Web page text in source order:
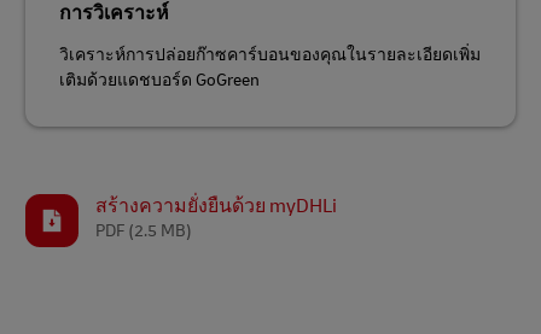
การวิเคราะห์
วิเคราะห์การปล่อยก๊าซคาร์บอนของคุณในรายละเอียดเพิ่ม
เติมด้วยแดชบอร์ด GoGreen
สร้างความยั่งยืนด้วย myDHLi
PDF (2.5 MB)